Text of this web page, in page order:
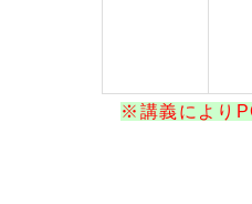
※講義により